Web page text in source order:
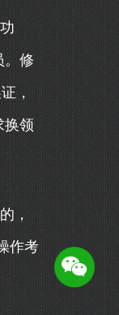
。修
，
换领
，
作考